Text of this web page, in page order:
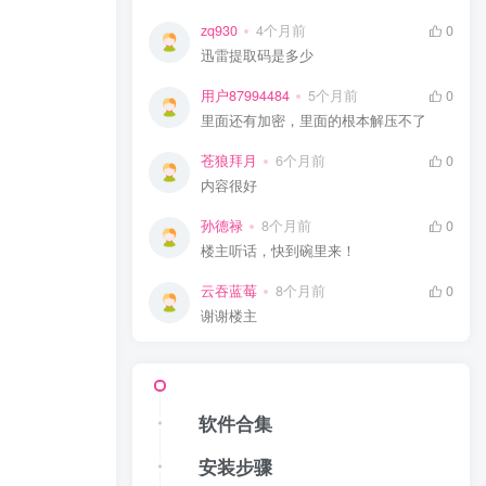
zq930 4个月前
0
迅雷提取码是多少
用户87994484 5个月前
0
里面还有加密，里面的根本解压不了
苍狼拜月 6个月前
0
内容很好
孙德禄 8个月前
0
楼主听话，快到碗里来！
云吞蓝莓 8个月前
0
谢谢楼主
软件合集
安装步骤